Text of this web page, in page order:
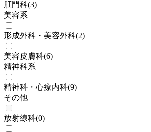
肛門科(3)
美容系
形成外科・美容外科(2)
美容皮膚科(6)
精神科系
精神科・心療内科(9)
その他
放射線科(0)